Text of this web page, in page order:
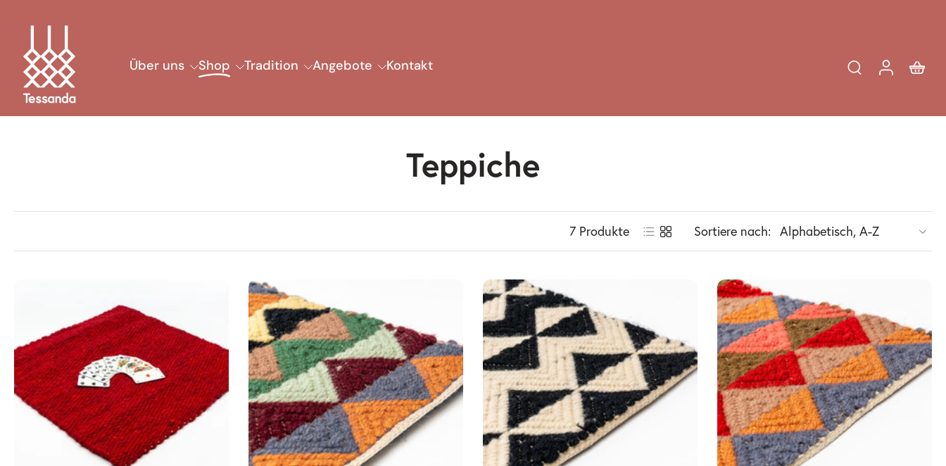
springen
Über uns Shop Tradition Angebote Kontakt
Teppiche
7 Produkte Sortiere nach: